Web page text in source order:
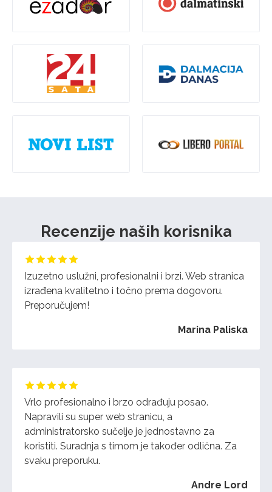
Recenzije naših korisnika
Izuzetno uslužni, profesionalni i brzi. Web stranica
izrađena kvalitetno i točno prema dogovoru.
Preporučujem!
Marina Paliska
Vrlo profesionalno i brzo odrađuju posao.
Napravili su super web stranicu, a
administratorsko sučelje je jednostavno za
koristiti. Suradnja s timom je također odlična. Za
svaku preporuku.
Andre Lord